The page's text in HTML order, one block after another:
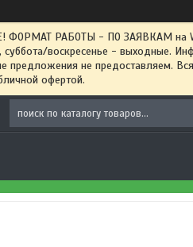
РАБОТЫ - ПО ЗАЯВКАМ на
воскресенье - выходные.
не предоставляем.
офертой.